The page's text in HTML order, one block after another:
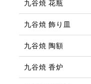
九谷焼 花瓶
九谷焼 飾り皿
九谷焼 陶額
九谷焼 香炉